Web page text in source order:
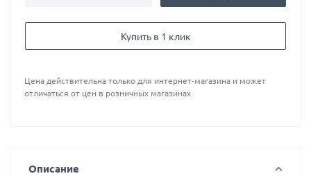
Купить в 1 клик
Цена действительна только для интернет-магазина и может
отличаться от цен в розничных магазинах
Описание